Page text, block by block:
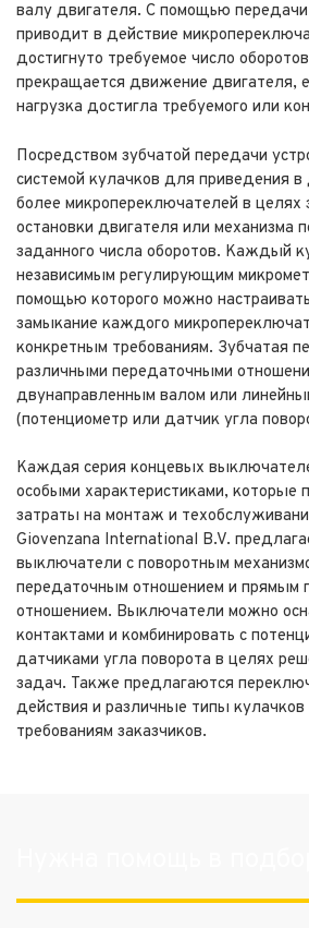
валу двигателя. С помощью передачи
приводит в действие
достигнуто требуемое число
прекращается движение двигателя,
нагрузка достигла требуемого или
Посредством зубчатой передачи
системой кулачков для приведения
более микропереключателей в целях
остановки двигателя или механизма
заданного числа оборотов. Каждый
независимым регулирующим
помощью которого можно
замыкание каждого
конкретным требованиям. Зубчатая
различными передаточными
двунаправленным валом или
(потенциометр или датчик угла
Каждая серия концевых
особыми характеристиками, которые
затраты на монтаж и
Giovenzana International B.V.
выключатели c поворотным
передаточным отношением и прямым
отношением. Выключатели можно
контактами и комбинировать с
датчиками угла поворота в целях
задач. Также предлагаются
действия и различные типы кулачков
требованиям заказчиков.